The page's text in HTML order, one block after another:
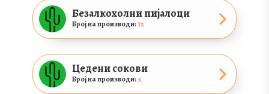
Безалкохолни пијалоци
Број на производи:12
Цедени сокови
Број на производи:5